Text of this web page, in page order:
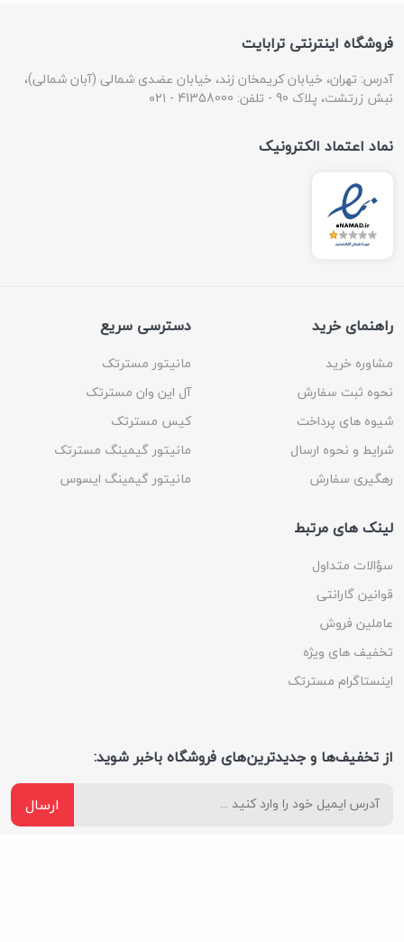
فروشگاه اینترنتی ترابایت
آدرس: تهران، خیابان کریمخان زند، خیابان عضدی شمالی (آبان شمالی)،
نبش زرتشت، پلاک 90 - تلفن: 41358000 - ۰۲۱
نماد اعتماد الکترونیک
راهنمای خرید
مشاوره خرید
نحوه ثبت سفارش
شیوه های پرداخت
شرایط و نحوه ارسال
رهگیری سفارش
دسترسی سریع
مانیتور مسترتک
آل این وان مسترتک
کیس مسترتک
مانیتور گیمینگ مسترتک
مانیتور گیمینگ ایسوس
لینک های مرتبط
سؤالات متداول
قوانین گارانتی
عاملین فروش
تخفیف های ویژه
اینستاگرام مسترتک
از تخفیف‌ها و جدیدترین‌های فروشگاه باخبر شوید:
ارسال